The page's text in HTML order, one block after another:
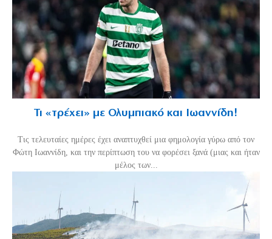
Τι «τρέχει» με Ολυμπιακό και Ιωαννίδη!
Τις τελευταίες ημέρες έχει αναπτυχθεί μια φημολογία γύρω από τον
Φώτη Ιωαννίδη, και την περίπτωση του να φορέσει ξανά (μιας και ήταν
μέλος των...